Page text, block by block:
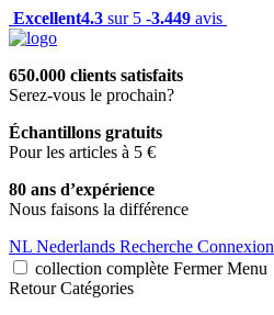
Excellent4.3 sur 5 -3.449 avis
650.000 clients satisfaits
Serez-vous le prochain?
Échantillons gratuits
Pour les articles à 5 €
80 ans d’expérience
Nous faisons la différence
NL Nederlands Recherche Connexion
collection complète Fermer Menu
Retour Catégories